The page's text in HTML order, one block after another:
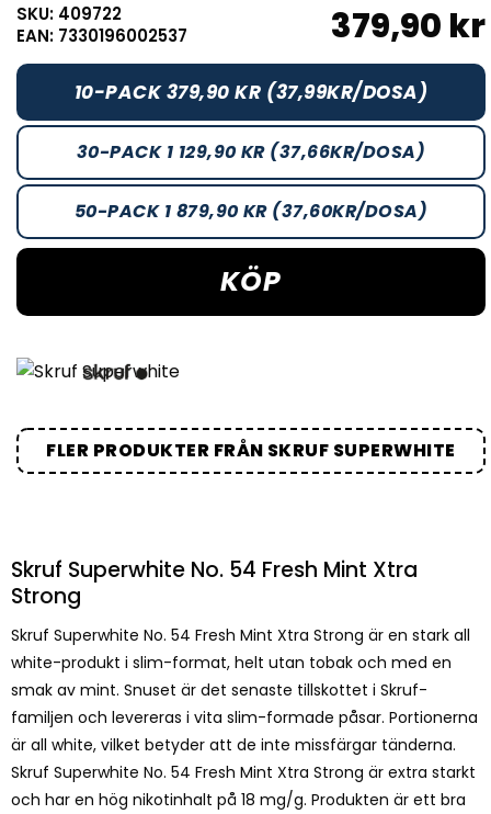
SKU: 409722
EAN: 7330196002537
379,90 kr
10-PACK 379,90 KR (37,99KR/DOSA)
30-PACK 1 129,90 KR (37,66KR/DOSA)
50-PACK 1 879,90 KR (37,60KR/DOSA)
KÖP
FLER PRODUKTER FRÅN SKRUF SUPERWHITE
Skruf Superwhite No. 54 Fresh Mint Xtra
Strong
Skruf Superwhite No. 54 Fresh Mint Xtra Strong är en stark all
white-produkt i slim-format, helt utan tobak och med en
smak av mint. Snuset är det senaste tillskottet i Skruf-
familjen och levereras i vita slim-formade påsar. Portionerna
är all white, vilket betyder att de inte missfärgar tänderna.
Skruf Superwhite No. 54 Fresh Mint Xtra Strong är extra starkt
och har en hög nikotinhalt på 18 mg/g. Produkten är ett bra